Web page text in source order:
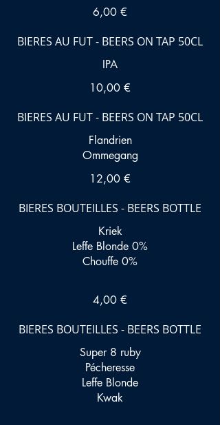
6,00 €
BIERES AU FUT - BEERS ON TAP 50CL
IPA
10,00 €
BIERES AU FUT - BEERS ON TAP 50CL
Flandrien
Ommegang
12,00 €
BIERES BOUTEILLES - BEERS BOTTLE
Kriek
Leffe Blonde 0%
Chouffe 0%
4,00 €
BIERES BOUTEILLES - BEERS BOTTLE
Super 8 ruby
Pécheresse
Leffe Blonde
Kwak